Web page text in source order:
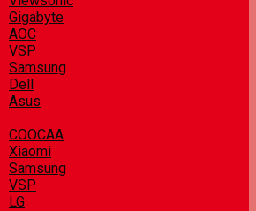
Gigabyte
AOC
VSP
Samsung
Dell
Asus
COOCAA
Xiaomi
Samsung
VSP
LG